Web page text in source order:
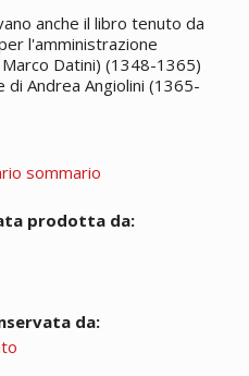
anche il libro tenuto da
l'amministrazione
Datini) (1348-1365)
Andrea Angiolini (1365-
sommario
prodotta da:
da: